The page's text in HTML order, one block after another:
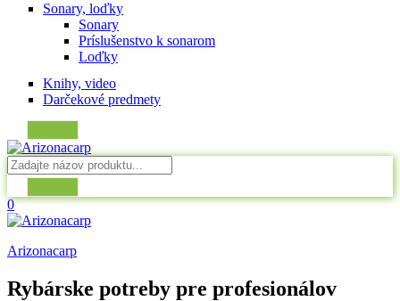
Sonary, loďky
Sonary
Príslušenstvo k sonarom
Loďky
Knihy, video
Darčekové predmety
0
Arizonacarp
Rybárske potreby pre profesionálov